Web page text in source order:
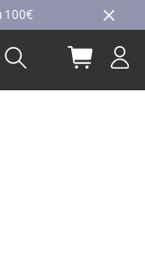
Buscar Mi